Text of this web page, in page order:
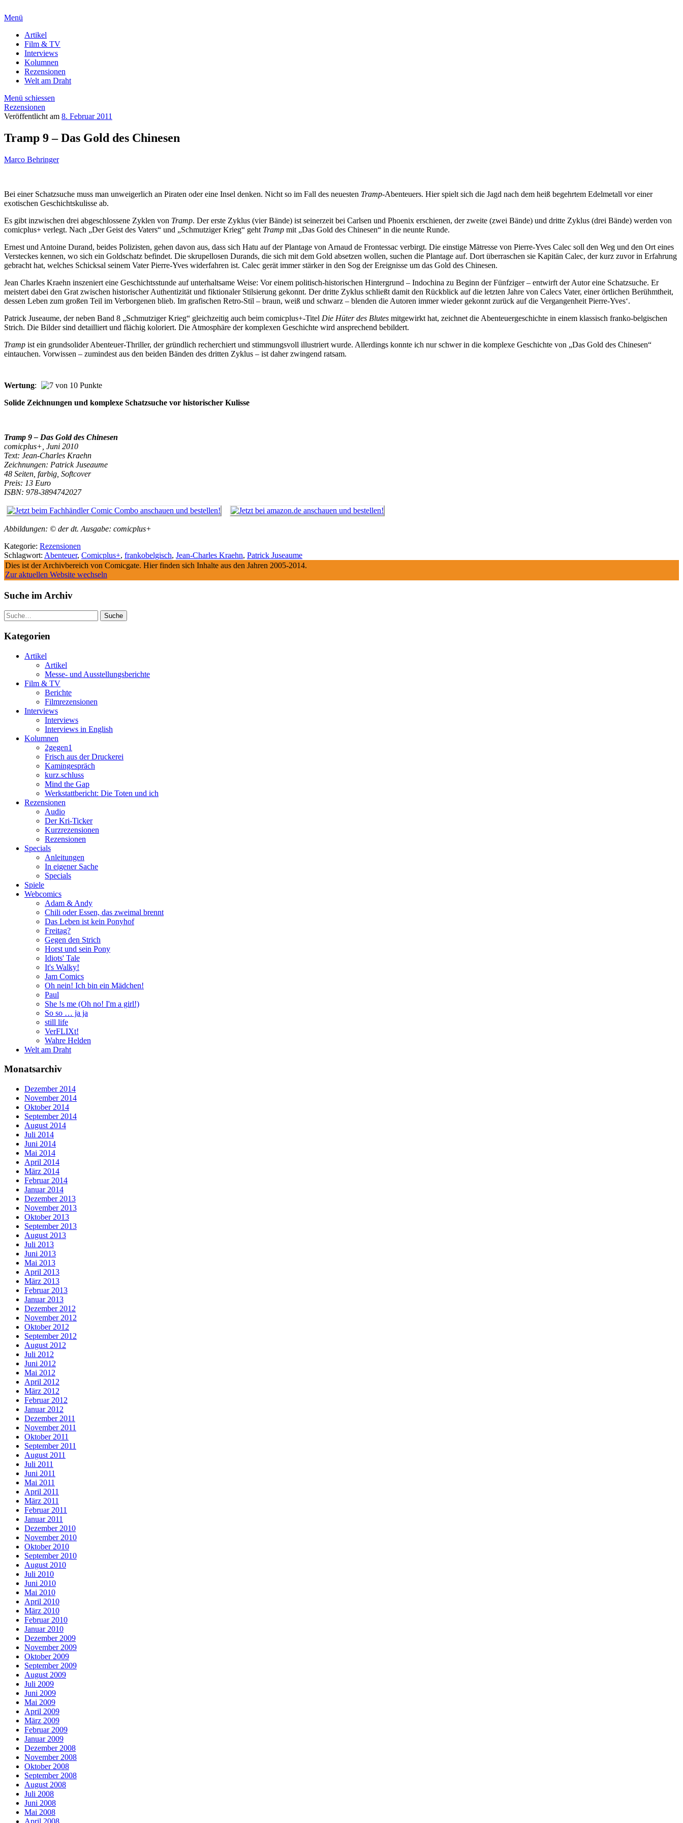
Menü
Artikel
Film & TV
Interviews
Kolumnen
Rezensionen
Welt am Draht
Menü schiessen
Rezensionen
Veröffentlicht am 8. Februar 2011
Tramp 9 – Das Gold des Chinesen
Marco Behringer
Bei einer Schatzsuche muss man unweigerlich an Piraten oder eine Insel denken. Nicht so im Fall des neuesten Tramp-Abenteuers. Hier spielt sich die Jagd nach dem heiß begehrtem Edelmetall vor einer
exotischen Geschichtskulisse ab.
Es gibt inzwischen drei abgeschlossene Zyklen von Tramp. Der erste Zyklus (vier Bände) ist seinerzeit bei Carlsen und Phoenix erschienen, der zweite (zwei Bände) und dritte Zyklus (drei Bände) werden von
comicplus+ verlegt. Nach „Der Geist des Vaters“ und „Schmutziger Krieg“ geht Tramp mit „Das Gold des Chinesen“ in die neunte Runde.
Ernest und Antoine Durand, beides Polizisten, gehen davon aus, dass sich Hatu auf der Plantage von Arnaud de Frontessac verbirgt. Die einstige Mätresse von Pierre-Yves Calec soll den Weg und den Ort eines
Versteckes kennen, wo sich ein Goldschatz befindet. Die skrupellosen Durands, die sich mit dem Gold absetzen wollen, suchen die Plantage auf. Dort überraschen sie Kapitän Calec, der kurz zuvor in Erfahrung
gebracht hat, welches Schicksal seinem Vater Pierre-Yves widerfahren ist. Calec gerät immer stärker in den Sog der Ereignisse um das Gold des Chinesen.
Jean Charles Kraehn inszeniert eine Geschichtsstunde auf unterhaltsame Weise: Vor einem politisch-historischen Hintergrund – Indochina zu Beginn der Fünfziger – entwirft der Autor eine Schatzsuche. Er
meistert dabei den Grat zwischen historischer Authentizität und fiktionaler Stilsierung gekonnt. Der dritte Zyklus schließt damit den Rückblick auf die letzten Jahre von Calecs Vater, einer örtlichen Berühmtheit,
dessen Leben zum großen Teil im Verborgenen blieb. Im grafischen Retro-Stil – braun, weiß und schwarz – blenden die Autoren immer wieder gekonnt zurück auf die Vergangenheit Pierre-Yves‘.
Patrick Juseaume, der neben Band 8 „Schmutziger Krieg“ gleichzeitig auch beim comicplus+-Titel Die Hüter des Blutes mitgewirkt hat, zeichnet die Abenteuergeschichte in einem klassisch franko-belgischen
Strich. Die Bilder sind detailliert und flächig koloriert. Die Atmosphäre der komplexen Geschichte wird ansprechend bebildert.
Tramp ist ein grundsolider Abenteuer-Thriller, der gründlich recherchiert und stimmungsvoll illustriert wurde. Allerdings konnte ich nur schwer in die komplexe Geschichte von „Das Gold des Chinesen“
eintauchen. Vorwissen – zumindest aus den beiden Bänden des dritten Zyklus – ist daher zwingend ratsam.
Wertung:
Solide Zeichnungen und komplexe Schatzsuche vor historischer Kulisse
Tramp 9 – Das Gold des Chinesen
comicplus+, Juni 2010
Text: Jean-Charles Kraehn
Zeichnungen: Patrick Juseaume
48 Seiten, farbig, Softcover
Preis: 13 Euro
ISBN: 978-3894742027
Abbildungen: © der dt. Ausgabe: comicplus+
Kategorie: Rezensionen
Schlagwort: Abenteuer, Comicplus+, frankobelgisch, Jean-Charles Kraehn, Patrick Juseaume
Dies ist der Archivbereich von Comicgate. Hier finden sich Inhalte aus den Jahren 2005-2014.
Zur aktuellen Website wechseln
Suche im Archiv
Suche
Kategorien
Artikel
Artikel
Messe- und Ausstellungsberichte
Film & TV
Berichte
Filmrezensionen
Interviews
Interviews
Interviews in English
Kolumnen
2gegen1
Frisch aus der Druckerei
Kamingespräch
kurz.schluss
Mind the Gap
Werkstattbericht: Die Toten und ich
Rezensionen
Audio
Der Kri-Ticker
Kurzrezensionen
Rezensionen
Specials
Anleitungen
In eigener Sache
Specials
Spiele
Webcomics
Adam & Andy
Chili oder Essen, das zweimal brennt
Das Leben ist kein Ponyhof
Freitag?
Gegen den Strich
Horst und sein Pony
Idiots' Tale
It's Walky!
Jam Comics
Oh nein! Ich bin ein Mädchen!
Paul
She !s me (Oh no! I'm a girl!)
So so … ja ja
still life
VerFLIXt!
Wahre Helden
Welt am Draht
Monatsarchiv
Dezember 2014
November 2014
Oktober 2014
September 2014
August 2014
Juli 2014
Juni 2014
Mai 2014
April 2014
März 2014
Februar 2014
Januar 2014
Dezember 2013
November 2013
Oktober 2013
September 2013
August 2013
Juli 2013
Juni 2013
Mai 2013
April 2013
März 2013
Februar 2013
Januar 2013
Dezember 2012
November 2012
Oktober 2012
September 2012
August 2012
Juli 2012
Juni 2012
Mai 2012
April 2012
März 2012
Februar 2012
Januar 2012
Dezember 2011
November 2011
Oktober 2011
September 2011
August 2011
Juli 2011
Juni 2011
Mai 2011
April 2011
März 2011
Februar 2011
Januar 2011
Dezember 2010
November 2010
Oktober 2010
September 2010
August 2010
Juli 2010
Juni 2010
Mai 2010
April 2010
März 2010
Februar 2010
Januar 2010
Dezember 2009
November 2009
Oktober 2009
September 2009
August 2009
Juli 2009
Juni 2009
Mai 2009
April 2009
März 2009
Februar 2009
Januar 2009
Dezember 2008
November 2008
Oktober 2008
September 2008
August 2008
Juli 2008
Juni 2008
Mai 2008